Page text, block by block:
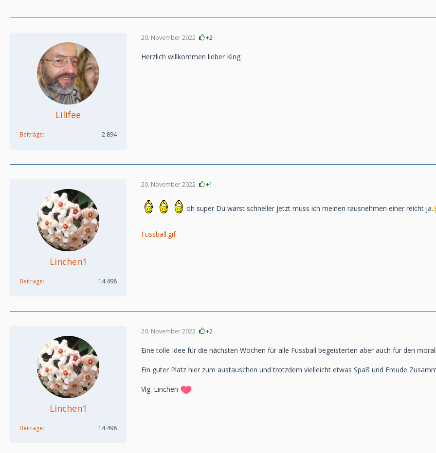
Lilifee
Beiträge 2.894
20. November 2022 +2
Herzlich willkommen lieber King.
Linchen1
Beiträge 14.498
20. November 2022 +1
oh super Du warst schneller jetzt muss ich meinen rausnehmen einer reicht ja.
Fussball.gif
Linchen1
Beiträge 14.498
20. November 2022 +2
Eine tolle Idee für die nächsten Wochen für alle Fussball begeisterten aber auch für den
Ein guter Platz hier zum austauschen und trotzdem vielleicht etwas Spaß und Freude
Vlg. Linchen